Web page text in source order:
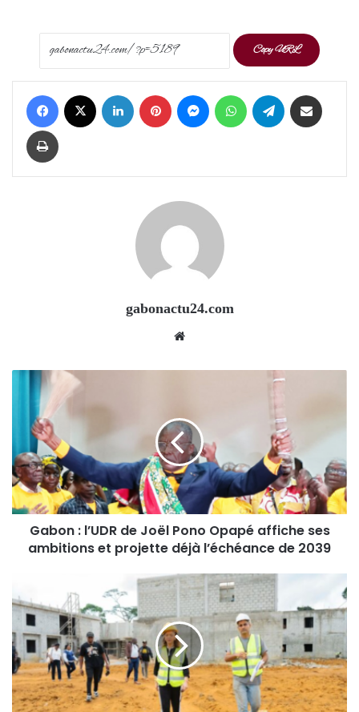
Copy URL
Facebook LinkedIn Pinterest Messenger WhatsApp Telegram
Print
gabonactu24.com
Gabon : l’UDR de Joël Pono Opapé affiche ses
ambitions et projette déjà l’échéance de 2039